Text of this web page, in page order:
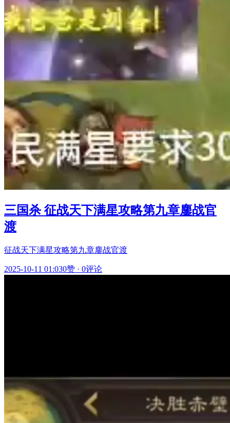
三国杀 征战天下满星攻略第九章鏖战官
渡
征战天下满星攻略第九章鏖战官渡
2025-10-11 01:030赞 · 0评论